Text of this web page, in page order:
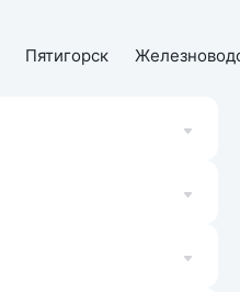
Пятигорск